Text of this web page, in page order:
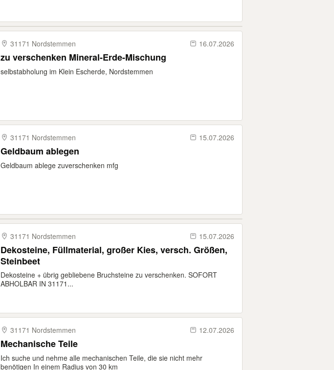
31171 Nordstemmen 16.07.2026
zu verschenken Mineral-Erde-Mischung
selbstabholung im Klein Escherde, Nordstemmen
31171 Nordstemmen 15.07.2026
Geldbaum ablegen
Geldbaum ablege zuverschenken mfg
31171 Nordstemmen 15.07.2026
Dekosteine, Füllmaterial, großer Kies, versch. Größen,
Steinbeet
Dekosteine + übrig gebliebene Bruchsteine zu verschenken. SOFORT
ABHOLBAR IN 31171...
31171 Nordstemmen 12.07.2026
Mechanische Teile
Ich suche und nehme alle mechanischen Teile, die sie nicht mehr
benötigen In einem Radius von 30 km